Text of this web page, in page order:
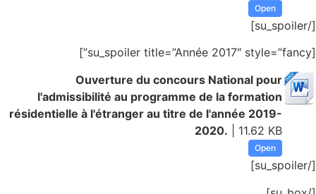
Open
[/su_spoiler]
[su_spoiler title=”Année 2017″ style=”fancy”]
Ouverture du concours National pour
l'admissibilité au programme de la formation
résidentielle à l'étranger au titre de l'année 2019-
2020. | 11.62 KB
Open
[/su_spoiler]